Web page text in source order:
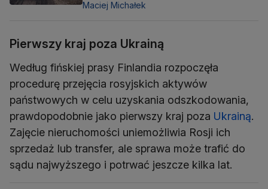
Maciej Michałek
Pierwszy kraj poza Ukrainą
Według fińskiej prasy Finlandia rozpoczęła
procedurę przejęcia rosyjskich aktywów
państwowych w celu uzyskania odszkodowania,
prawdopodobnie jako pierwszy kraj poza Ukrainą.
Zajęcie nieruchomości uniemożliwia Rosji ich
sprzedaż lub transfer, ale sprawa może trafić do
sądu najwyższego i potrwać jeszcze kilka lat.